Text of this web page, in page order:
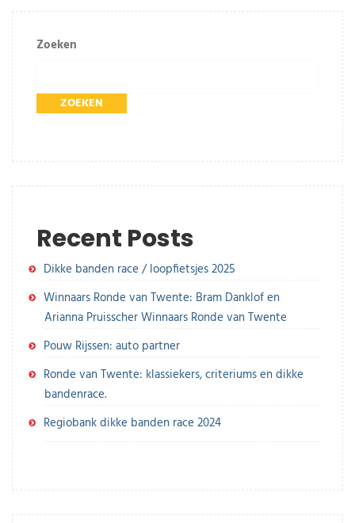
Zoeken
ZOEKEN
Recent Posts
Dikke banden race / loopfietsjes 2025
Winnaars Ronde van Twente: Bram Danklof en
Arianna Pruisscher Winnaars Ronde van Twente
Pouw Rijssen: auto partner
Ronde van Twente: klassiekers, criteriums en dikke
bandenrace.
Regiobank dikke banden race 2024